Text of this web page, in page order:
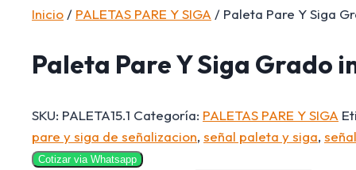
Inicio / PALETAS PARE Y SIGA / Paleta Pare Y Siga
Paleta Pare Y Siga Grado
SKU: PALETA15.1 Categoría: PALETAS PARE Y SIGA
pare y siga de señalizacion, señal paleta y siga,
Cotizar via Whatsapp